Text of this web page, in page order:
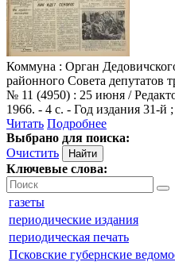
Коммуна : Орган
районного Совета депутатов
№ 11 (4950) : 25 июня /
1966. - 4 с. - Год издания 31-й
Читать Подробнее
Выбрано для поиска:
Очистить
Ключевые слова:
газеты
периодические издания
периодическая печать
Псковские губернские